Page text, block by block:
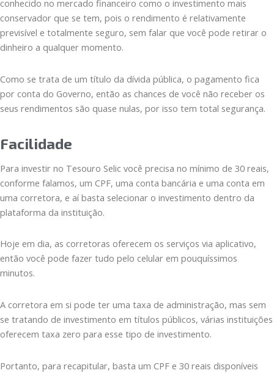
conhecido no mercado financeiro como o investimento mais
conservador que se tem, pois o rendimento é relativamente
previsível e totalmente seguro, sem falar que você pode retirar o
dinheiro a qualquer momento.
Como se trata de um título da dívida pública, o pagamento fica
por conta do Governo, então as chances de você não receber os
seus rendimentos são quase nulas, por isso tem total segurança.
Facilidade
Para investir no Tesouro Selic você precisa no mínimo de 30 reais,
conforme falamos, um CPF, uma conta bancária e uma conta em
uma corretora, e aí basta selecionar o investimento dentro da
plataforma da instituição.
Hoje em dia, as corretoras oferecem os serviços via aplicativo,
então você pode fazer tudo pelo celular em pouquíssimos
minutos.
A corretora em si pode ter uma taxa de administração, mas sem
se tratando de investimento em títulos públicos, várias instituições
oferecem taxa zero para esse tipo de investimento.
Portanto, para recapitular, basta um CPF e 30 reais disponíveis